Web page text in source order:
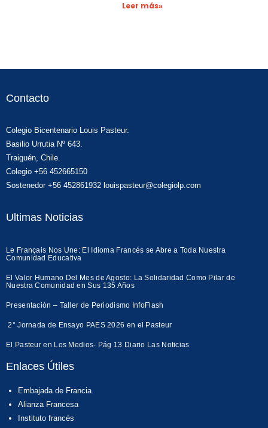
Leer más»
Contacto
Colegio Bicentenario Louis Pasteur.
Basilio Urrutia Nº 643.
Traiguén, Chile.
Colegio +56 452665150
Sostenedor +56 452861932 louispasteur@colegiolp.com
Ultimas Noticias
Le Français Nos Une: El Idioma Francés se Abre a Toda Nuestra
Comunidad Educativa
El Valor Humano Del Mes de Agosto: La Solidaridad Como Pilar de
Nuestra Comunidad en Sus 135 Años
Presentación – Taller de Periodismo InfoFlash
2° Jornada de Ensayo PAES 2026 en el Pasteur
El Pasteur en Los Medios- Pág 13 Diario Las Noticias
Enlaces Útiles
Embajada de Francia
Alianza Francesa
Instituto francés